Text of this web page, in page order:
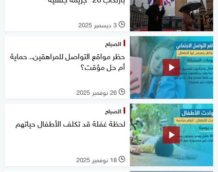
l 3 ديسمبر 2025
الصباح
حظر مواقع التواصل للمراهقين.. حماية
أم حل مؤقت؟
l 26 نوفمبر 2025
الصباح
لحظة غفلة قد تكلف الأطفال حياتهم
l 18 نوفمبر 2025